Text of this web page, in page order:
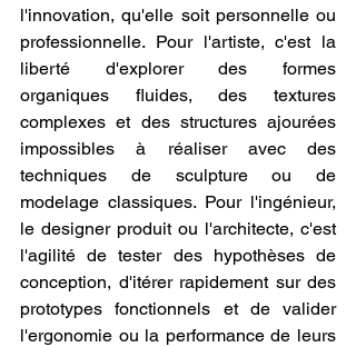
l'innovation, qu'elle soit personnelle ou
professionnelle. Pour l'artiste, c'est la
liberté d'explorer des formes
organiques fluides, des textures
complexes et des structures ajourées
impossibles à réaliser avec des
techniques de sculpture ou de
modelage classiques. Pour l'ingénieur,
le designer produit ou l'architecte, c'est
l'agilité de tester des hypothèses de
conception, d'itérer rapidement sur des
prototypes fonctionnels et de valider
l'ergonomie ou la performance de leurs